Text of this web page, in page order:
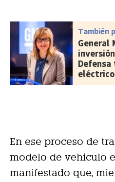
También
General
eléctrico
En ese proceso de
modelo de vehículo
manifestado que,